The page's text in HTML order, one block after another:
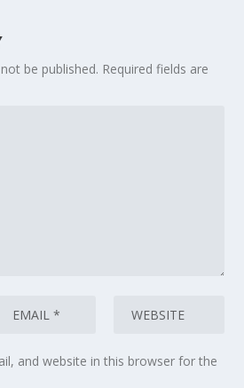
be published. Required fields are
and website in this browser for the